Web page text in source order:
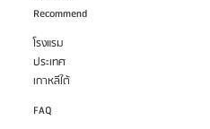
Recommend
โรงแรม
ประเทศ
เกาหลีใต้
FAQ